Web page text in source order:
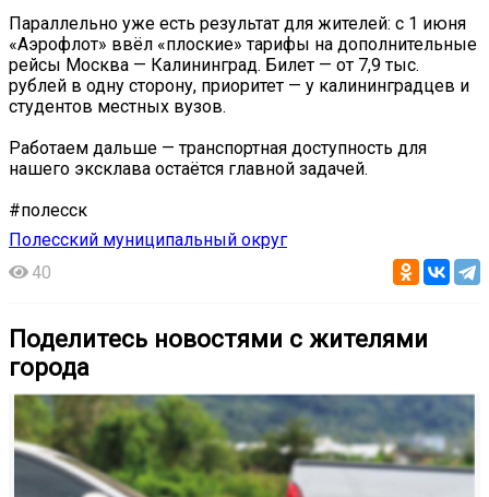
Параллельно уже есть результат для жителей: с 1 июня
«Аэрофлот» ввёл «плоские» тарифы на дополнительные
рейсы Москва — Калининград. Билет — от 7,9 тыс.
рублей в одну сторону, приоритет — у калининградцев и
студентов местных вузов.
Работаем дальше — транспортная доступность для
нашего эксклава остаётся главной задачей.
#полесск
Полесский муниципальный округ
40
Поделитесь новостями с жителями
города